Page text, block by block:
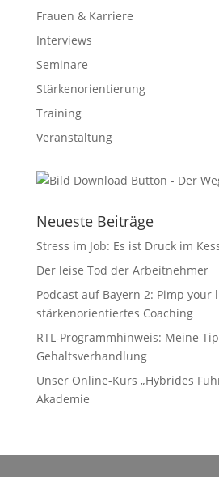
Frauen & Karriere
Interviews
Seminare
Stärkenorientierung
Training
Veranstaltung
Neueste Beiträge
Stress im Job: Es ist Druck im
Der leise Tod der Arbeitnehmer
Podcast auf Bayern 2: Pimp your
stärkenorientiertes Coaching
RTL-Programmhinweis: Meine
Gehaltsverhandlung
Unser Online-Kurs „Hybrides
Akademie